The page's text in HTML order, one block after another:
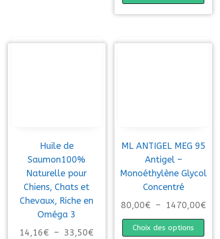
Huile de
Saumon100%
Naturelle pour
Chiens, Chats et
Chevaux, Riche en
Oméga 3
14,16€ – 33,50€ Plage de prix : 14,16€ à
ML ANTIGEL MEG 95
Antigel –
Monoéthylène Glycol
Concentré
80,00€ – 1470,00€
Choix des options
Ce